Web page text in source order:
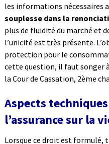
les informations nécessaires
souplesse dans la
plus de fluidité du marché et
l’unicité est très présente.
protection pour le
cette question, il faut songer
la Cour de Cassation, 2ème
Aspects
l’assurance sur la
Lorsque ce droit est formulé,